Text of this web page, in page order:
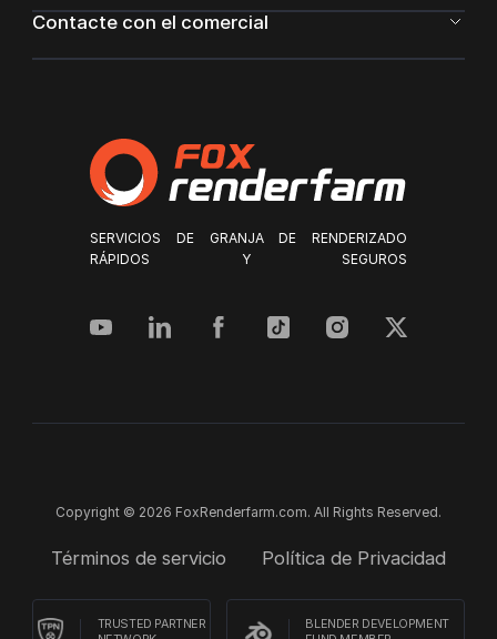
SERVICIOS DE GRANJA DE RENDERIZADO
RÁPIDOS Y SEGUROS
Contacte con el comercial
Copyright © 2026 FoxRenderfarm.com. All Rights Reserved.
Términos de servicio Política de Privacidad
TRUSTED PARTNER
BLENDER DEVELOPMENT